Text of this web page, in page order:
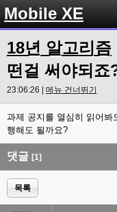
Mobile XE
18년 알고리즘
떤걸 써야되
23:06:26 | 메뉴 건너뛰기
과제 공지를 열심히 읽어봐
행해도 될까요?
댓글 [1]
목록